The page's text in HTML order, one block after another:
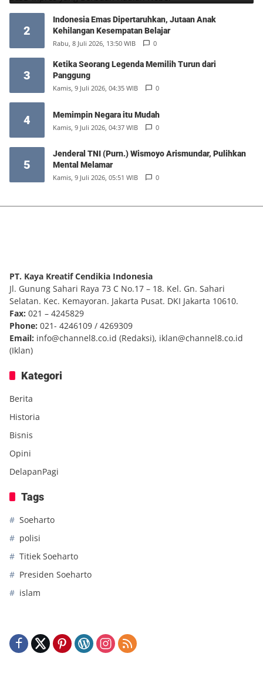
2
Indonesia Emas Dipertaruhkan, Jutaan Anak
Kehilangan Kesempatan Belajar
Rabu, 8 Juli 2026, 13:50 WIB 0
3
Ketika Seorang Legenda Memilih Turun dari
Panggung
Kamis, 9 Juli 2026, 04:35 WIB 0
4 Memimpin Negara itu Mudah
Kamis, 9 Juli 2026, 04:37 WIB 0
5
Jenderal TNI (Purn.) Wismoyo Arismundar, Pulihkan
Mental Melamar
Kamis, 9 Juli 2026, 05:51 WIB 0
PT. Kaya Kreatif Cendikia Indonesia
Jl. Gunung Sahari Raya 73 C No.17 – 18. Kel. Gn. Sahari
Selatan. Kec. Kemayoran. Jakarta Pusat. DKI Jakarta 10610.
Fax: 021 – 4245829
Phone: 021- 4246109 / 4269309
Email: info@channel8.co.id (Redaksi), iklan@channel8.co.id
(Iklan)
Kategori
Berita
Historia
Bisnis
Opini
DelapanPagi
Tags
Soeharto
polisi
Titiek Soeharto
Presiden Soeharto
islam